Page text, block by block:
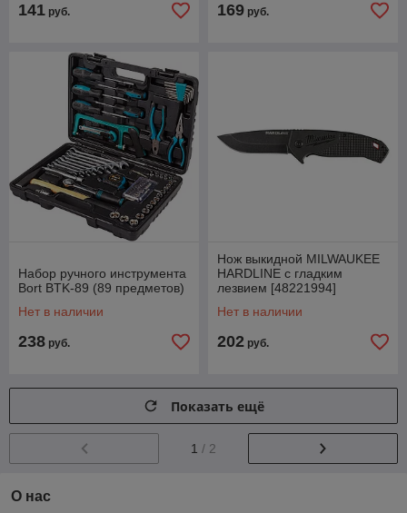
141 руб. 169 руб.
Набор ручного инструмента
Bort BTK-89 (89 предметов)
Нет в наличии
238 руб.
Нож выкидной MILWAUKEE
HARDLINE с гладким
лезвием [48221994]
Нет в наличии
202 руб.
Показать ещё
1 / 2
О нас